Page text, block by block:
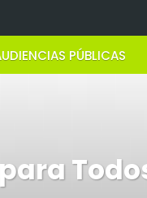
PÚBLICAS